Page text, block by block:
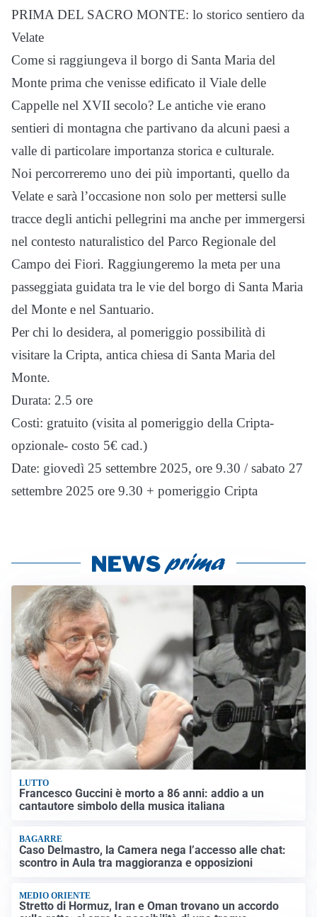
PRIMA DEL SACRO MONTE: lo storico sentiero da
Velate
Come si raggiungeva il borgo di Santa Maria del
Monte prima che venisse edificato il Viale delle
Cappelle nel XVII secolo? Le antiche vie erano
sentieri di montagna che partivano da alcuni paesi a
valle di particolare importanza storica e culturale.
Noi percorreremo uno dei più importanti, quello da
Velate e sarà l’occasione non solo per mettersi sulle
tracce degli antichi pellegrini ma anche per immergersi
nel contesto naturalistico del Parco Regionale del
Campo dei Fiori. Raggiungeremo la meta per una
passeggiata guidata tra le vie del borgo di Santa Maria
del Monte e nel Santuario.
Per chi lo desidera, al pomeriggio possibilità di
visitare la Cripta, antica chiesa di Santa Maria del
Monte.
Durata: 2.5 ore
Costi: gratuito (visita al pomeriggio della Cripta-
opzionale- costo 5€ cad.)
Date: giovedì 25 settembre 2025, ore 9.30 / sabato 27
settembre 2025 ore 9.30 + pomeriggio Cripta
LUTTO
Francesco Guccini è morto a 86 anni: addio a un
cantautore simbolo della musica italiana
BAGARRE
Caso Delmastro, la Camera nega l’accesso alle chat:
scontro in Aula tra maggioranza e opposizioni
MEDIO ORIENTE
Stretto di Hormuz, Iran e Oman trovano un accordo